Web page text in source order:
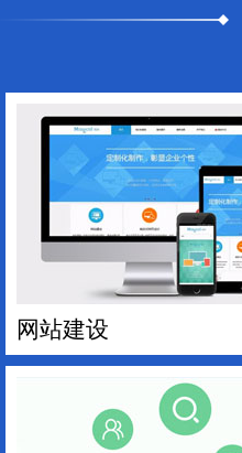
网站建设